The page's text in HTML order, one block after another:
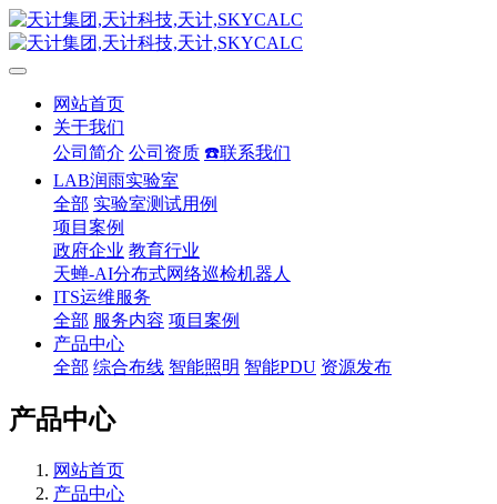
网站首页
关于我们
公司简介 公司资质 ☎️联系我们
LAB润雨实验室
全部 实验室测试用例
项目案例
政府企业 教育行业
天蝉-AI分布式网络巡检机器人
ITS运维服务
全部 服务内容 项目案例
产品中心
全部 综合布线 智能照明 智能PDU 资源发布
产品中心
网站首页
产品中心